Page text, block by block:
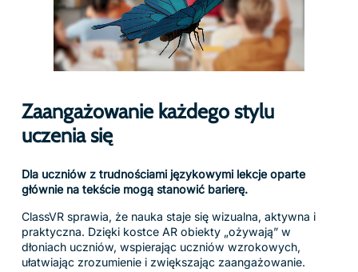
Zaangażowanie każdego stylu
uczenia się
Dla uczniów z trudnościami językowymi lekcje oparte
głównie na tekście mogą stanowić barierę.
ClassVR sprawia, że nauka staje się wizualna, aktywna i
praktyczna. Dzięki kostce AR obiekty „ożywają” w
dłoniach uczniów, wspierając uczniów wzrokowych,
ułatwiając zrozumienie i zwiększając zaangażowanie.